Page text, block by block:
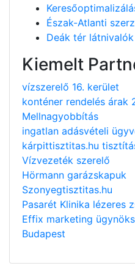
Észak-Atlanti
Deák tér
Kiemelt
vízszerelő 16. kerület
konténer rendelés árak
Mellnagyobbítás
ingatlan adásvételi
kárpittisztitas.hu
Vízvezeték szerelő
Hörmann garázskapuk
Szonyegtisztitas.hu
Pasarét Klinika lézeres
Effix marketing
Budapest